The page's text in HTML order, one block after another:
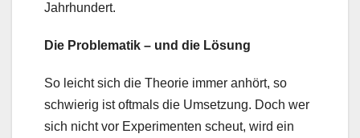
Jahrhundert.
Die Problematik – und die Lösung
So leicht sich die Theorie immer anhört, so
schwierig ist oftmals die Umsetzung. Doch wer
sich nicht vor Experimenten scheut, wird ein